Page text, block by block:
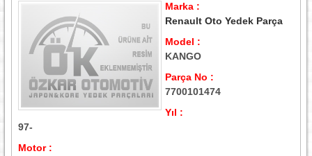
Marka :
Renault Oto Yedek Parça
Model :
KANGO
Parça No :
7700101474
Yıl :
97-
Motor :